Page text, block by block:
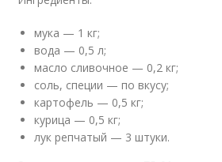
мука — 1 кг;
вода — 0,5 л;
масло сливочное — 0,2 кг;
соль, специи — по вкусу;
картофель — 0,5 кг;
курица — 0,5 кг;
лук репчатый — 3 штуки.